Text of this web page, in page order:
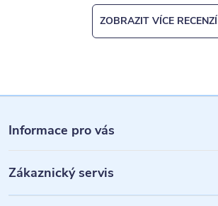
ZOBRAZIT VÍCE RECENZÍ
á
p
a
Informace pro vás
Zákaznický servis